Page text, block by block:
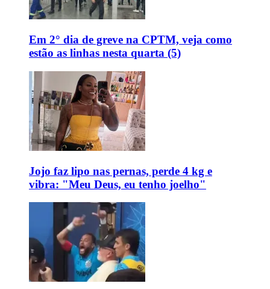
Em 2° dia de greve na CPTM, veja como
estão as linhas nesta quarta (5)
Jojo faz lipo nas pernas, perde 4 kg e
vibra: "Meu Deus, eu tenho joelho"